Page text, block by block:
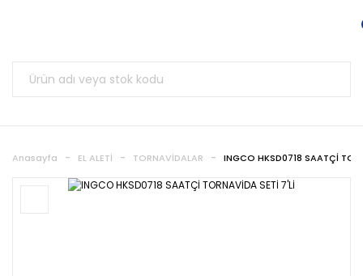
Anasayfa EL ALETİ TORNAVİDALAR INGCO HKSD0718 SAATÇİ